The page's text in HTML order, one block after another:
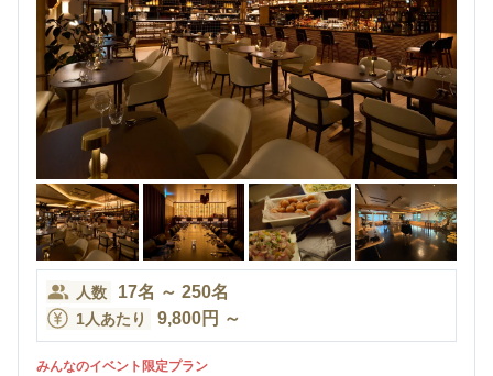
人数 17名 ～ 250名
1人あたり 9,800円 ～
みんなのイベント限定プラン